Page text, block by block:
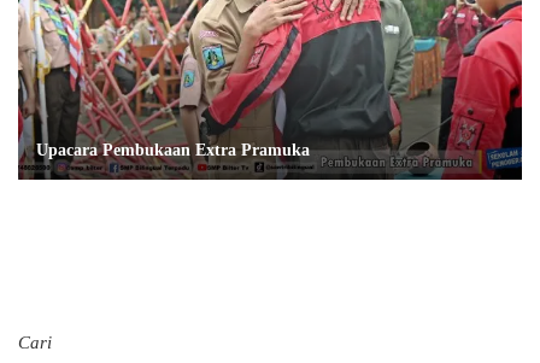
Upacara Pembukaan Extra Pramuka
Cari